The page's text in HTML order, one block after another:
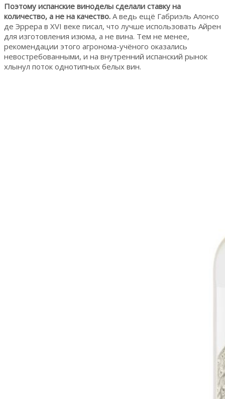
Поэтому испанские виноделы сделали ставку на
количество, а не на качество. А ведь ещё Габриэль Алонсо
де Эррера в XVI веке писал, что лучше использовать Айрен
для изготовления изюма, а не вина. Тем не менее,
рекомендации этого агронома-учёного оказались
невостребованными, и на внутренний испанский рынок
хлынул поток однотипных белых вин.